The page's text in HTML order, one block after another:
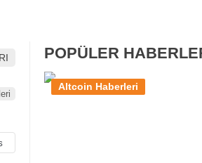
POPÜLER
Altcoin Haberleri